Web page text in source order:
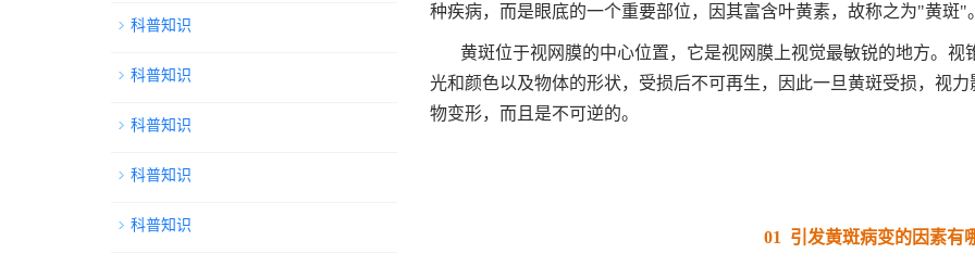
种疾病，而是眼底的一个重要部位，因其富含叶黄素，故称之为"黄斑"
黄斑位于视网膜的中心位置，它是视网膜上视觉最敏锐的地方。
光和颜色以及物体的形状，受损后不可再生，因此一旦黄斑受损，视
物变形，而且是不可逆的。
01 引发黄斑病变的因素有
科普知识
科普知识
科普知识
科普知识
科普知识